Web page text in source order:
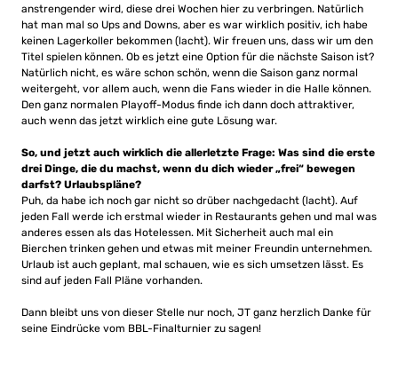
anstrengender wird, diese drei Wochen hier zu verbringen. Natürlich
hat man mal so Ups and Downs, aber es war wirklich positiv, ich habe
keinen Lagerkoller bekommen (lacht). Wir freuen uns, dass wir um den
Titel spielen können. Ob es jetzt eine Option für die nächste Saison ist?
Natürlich nicht, es wäre schon schön, wenn die Saison ganz normal
weitergeht, vor allem auch, wenn die Fans wieder in die Halle können.
Den ganz normalen Playoff-Modus finde ich dann doch attraktiver,
auch wenn das jetzt wirklich eine gute Lösung war.
So, und jetzt auch wirklich die allerletzte Frage: Was sind die erste
drei Dinge, die du machst, wenn du dich wieder „frei“ bewegen
darfst? Urlaubspläne?
Puh, da habe ich noch gar nicht so drüber nachgedacht (lacht). Auf
jeden Fall werde ich erstmal wieder in Restaurants gehen und mal was
anderes essen als das Hotelessen. Mit Sicherheit auch mal ein
Bierchen trinken gehen und etwas mit meiner Freundin unternehmen.
Urlaub ist auch geplant, mal schauen, wie es sich umsetzen lässt. Es
sind auf jeden Fall Pläne vorhanden.
Dann bleibt uns von dieser Stelle nur noch, JT ganz herzlich Danke für
seine Eindrücke vom BBL-Finalturnier zu sagen!